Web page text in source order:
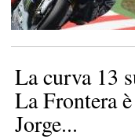
La curva 13
La Frontera
Jorge...